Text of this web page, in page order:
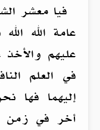
فيا معشر
عامة الله
عليهم
في العلم
إليهما فها
أخر في